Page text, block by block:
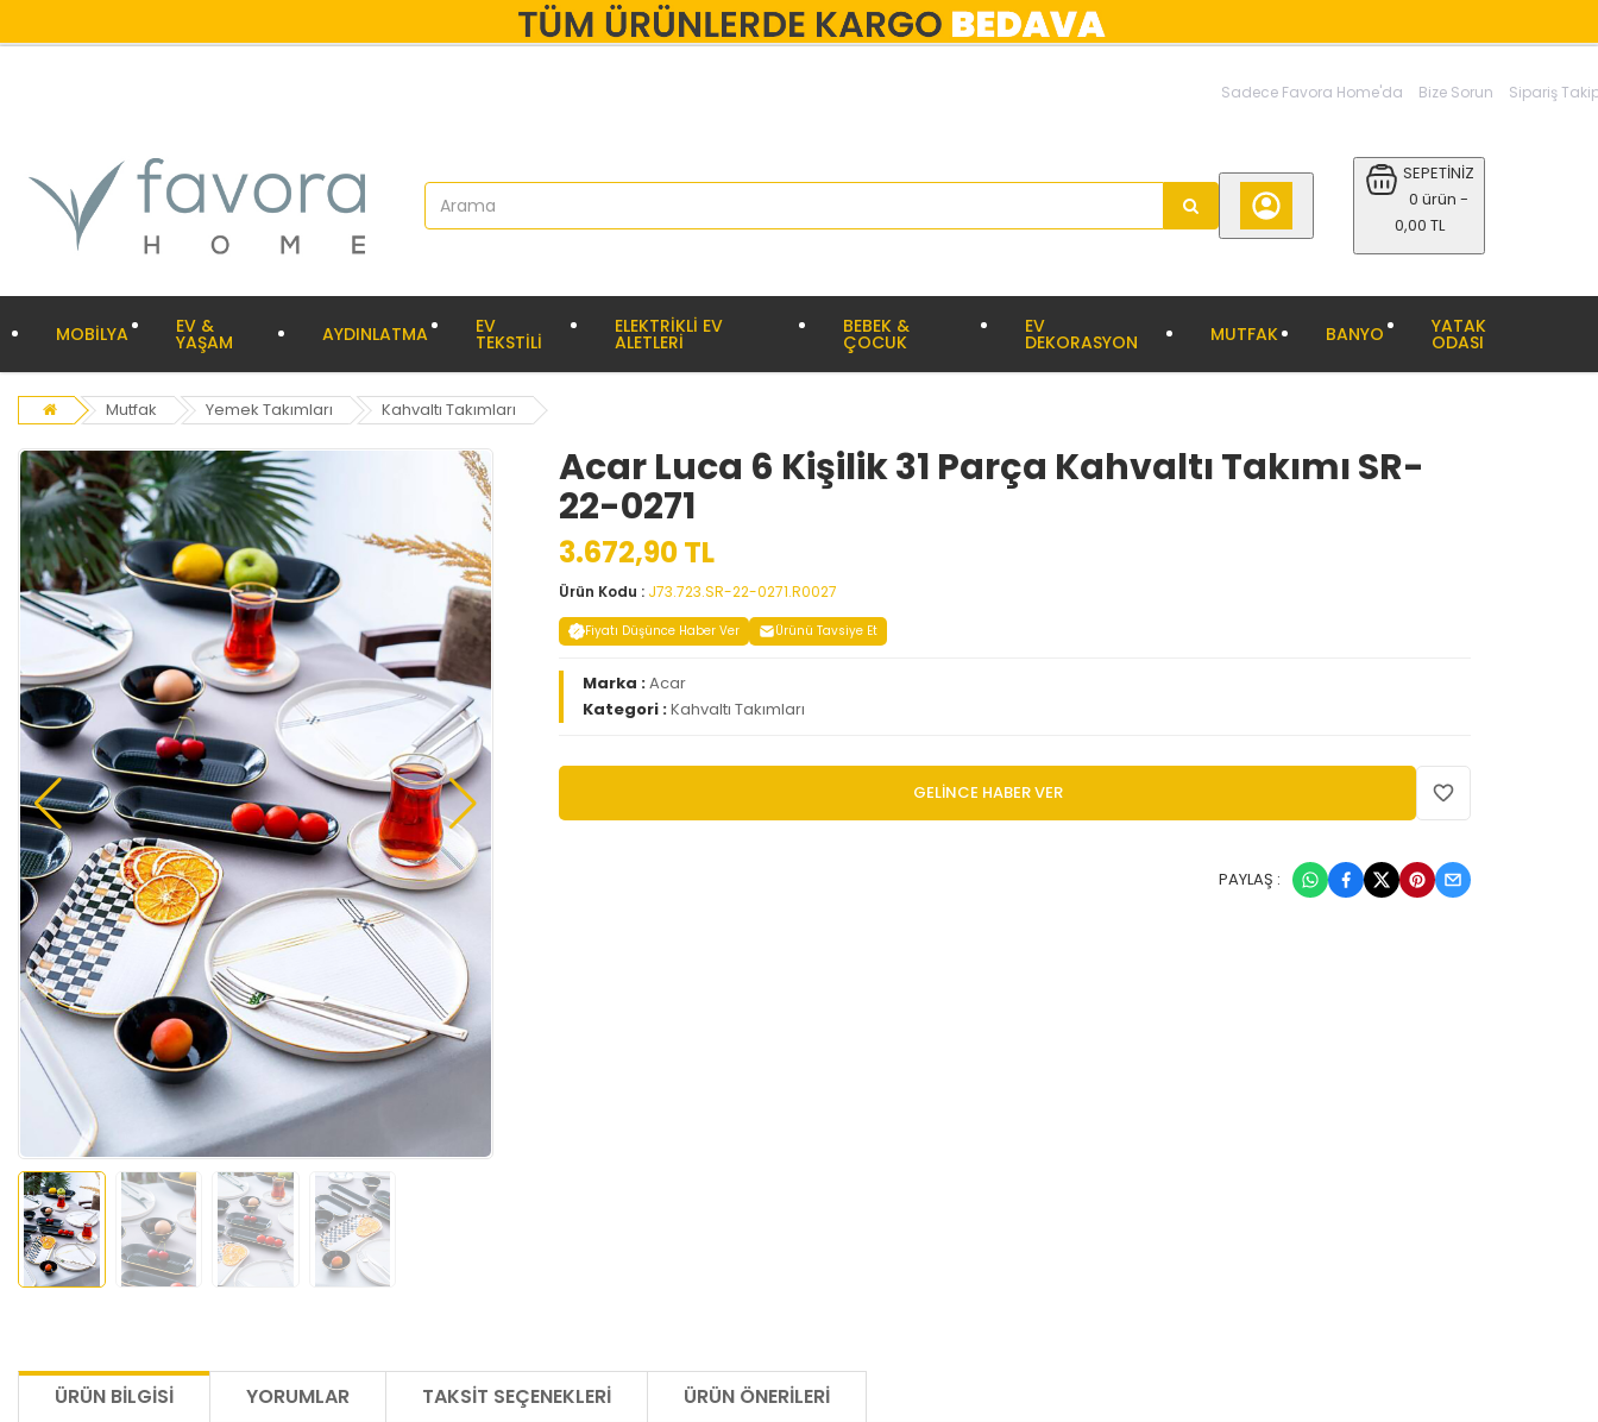
Sadece Favora Home'da Bize Sorun Sipariş
SEPETİNİZ
0 ürün -
0,00 TL
MOBİLYA EV &
YAŞAM AYDINLATMA EV
TEKSTİLİ
ELEKTRİKLİ EV
ALETLERİ
BEBEK &
ÇOCUK
EV
DEKORASYON MUTFAK BANYO YATAK
ODASI
Mutfak Yemek Takımları Kahvaltı Takımları
Acar Luca 6 Kişilik 31 Parça Kahvaltı Takımı SR-
22-0271
3.672,90 TL
Ürün Kodu : J73.723.SR-22-0271.R0027
Fiyatı Düşünce Haber Ver Ürünü Tavsiye Et
Marka :Acar
Kategori :Kahvaltı Takımları
GELİNCE HABER VER
PAYLAŞ :
ÜRÜN BILGISI YORUMLAR TAKSIT SEÇENEKLERI ÜRÜN ÖNERILERI